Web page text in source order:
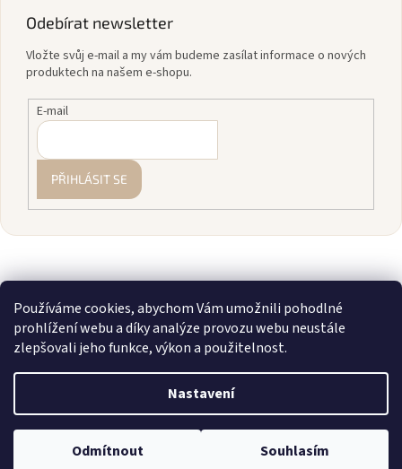
Používáme cookies, abychom Vám umožnili pohodlné
prohlížení webu a díky analýze provozu webu neustále
zlepšovali jeho funkce, výkon a použitelnost.
Nastavení
Odmítnout Souhlasím
💎 Staňte se členkou našeho VIP klubu! Registrujte se, sčítáme vám
Odebírat newsletter
Vložte svůj e-mail a my vám budeme zasílat informace o nových
produktech na našem e-shopu.
E-mail
PŘIHLÁSIT SE
Vytvořil Shoptet
Copyright 2026zavodnice.cz. Všechna práva vyhrazena.Upravit